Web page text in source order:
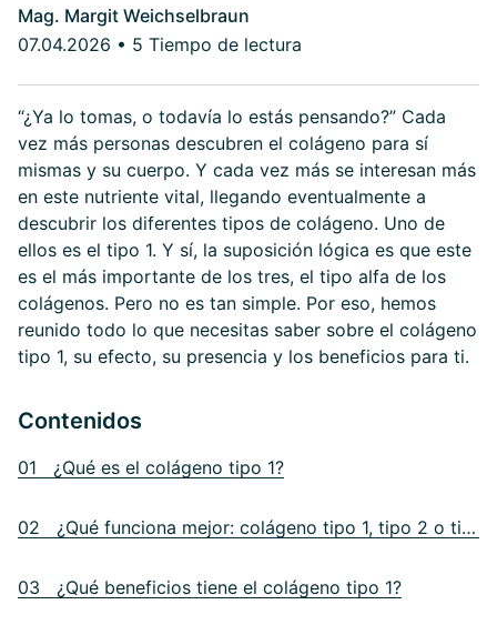
Mag. Margit Weichselbraun
07.04.2026 • 5 Tiempo de lectura
“¿Ya lo tomas, o todavía lo estás pensando?” Cada
vez más personas descubren el colágeno para sí
mismas y su cuerpo. Y cada vez más se interesan más
en este nutriente vital, llegando eventualmente a
descubrir los diferentes tipos de colágeno. Uno de
ellos es el tipo 1. Y sí, la suposición lógica es que este
es el más importante de los tres, el tipo alfa de los
colágenos. Pero no es tan simple. Por eso, hemos
reunido todo lo que necesitas saber sobre el colágeno
tipo 1, su efecto, su presencia y los beneficios para ti.
Contenidos
01 ¿Qué es el colágeno tipo 1?
02 ¿Qué funciona mejor: colágeno tipo 1, tipo 2 o tipo 3?
03 ¿Qué beneficios tiene el colágeno tipo 1?